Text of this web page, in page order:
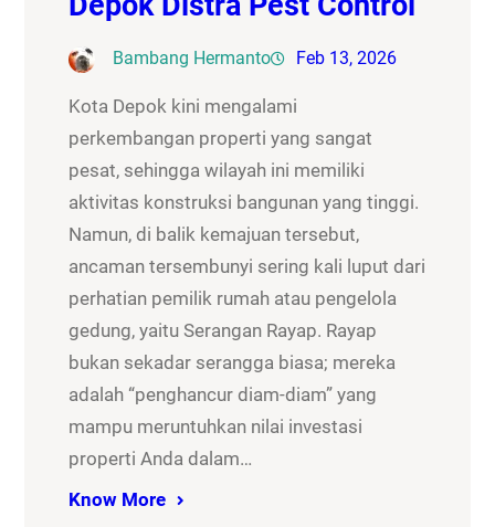
Bambang Hermanto Feb 13, 2026
Kota Depok kini mengalami
perkembangan properti yang sangat
pesat, sehingga wilayah ini memiliki
aktivitas konstruksi bangunan yang tinggi.
Namun, di balik kemajuan tersebut,
ancaman tersembunyi sering kali luput dari
perhatian pemilik rumah atau pengelola
gedung, yaitu Serangan Rayap. Rayap
bukan sekadar serangga biasa; mereka
adalah “penghancur diam-diam” yang
mampu meruntuhkan nilai investasi
properti Anda dalam…
Know More